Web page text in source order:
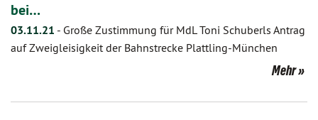
bei…
03.11.21 - Große Zustimmung für MdL Toni Schuberls Antrag
auf Zweigleisigkeit der Bahnstrecke Plattling-München
Mehr